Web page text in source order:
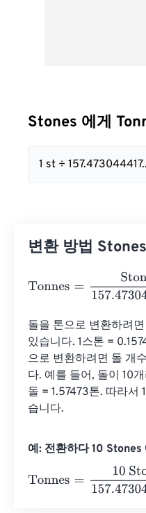
Stones 에게
1 st ÷ 157.473044417..
변환 방법
Tonnes
돌을 톤으로 변환하려
있습니다. 1스톤 =
으로 변환하려면 돌 개
다. 예를 들어, 돌이 10
돌 = 1.57473톤. 따라서
습니다.
예: 전환하다 10 Stones
Tonnes
10 Stones